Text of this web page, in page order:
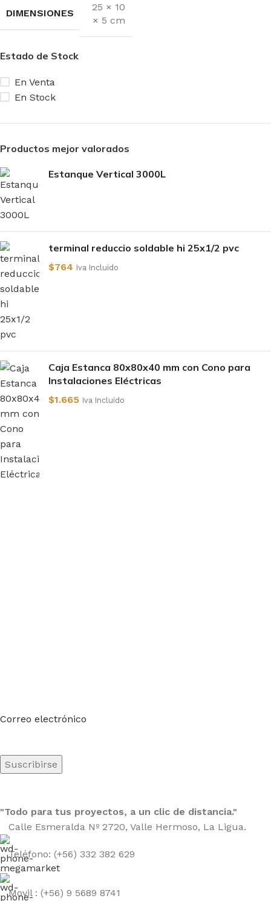
Estado de Stock
En Venta
En Stock
Productos mejor valorados
Estanque Vertical 3000L
terminal reduccio soldable hi 25x1/2 pvc
$764 Iva Incluido
Caja Estanca 80x80x40 mm con Cono para
Instalaciones Eléctricas
$1.665 Iva Incluido
DIMENSIONES
25 × 10
× 5 cm
Correo electrónico
"Todo para tus proyectos, a un clic de distancia."
Calle Esmeralda Nº 2720, Valle Hermoso, La Ligua.
Teléfono: (+56) 332 382 629
Movil : (+56) 9 5689 8741